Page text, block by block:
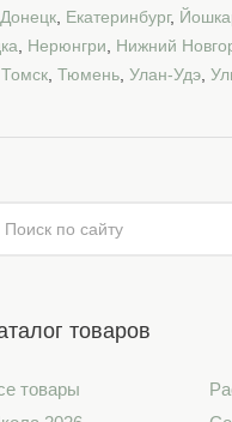
Донецк Екатеринбург,
Нерюнгри Нижний
Томск Тюмень Улан-Удэ
товаров
товары